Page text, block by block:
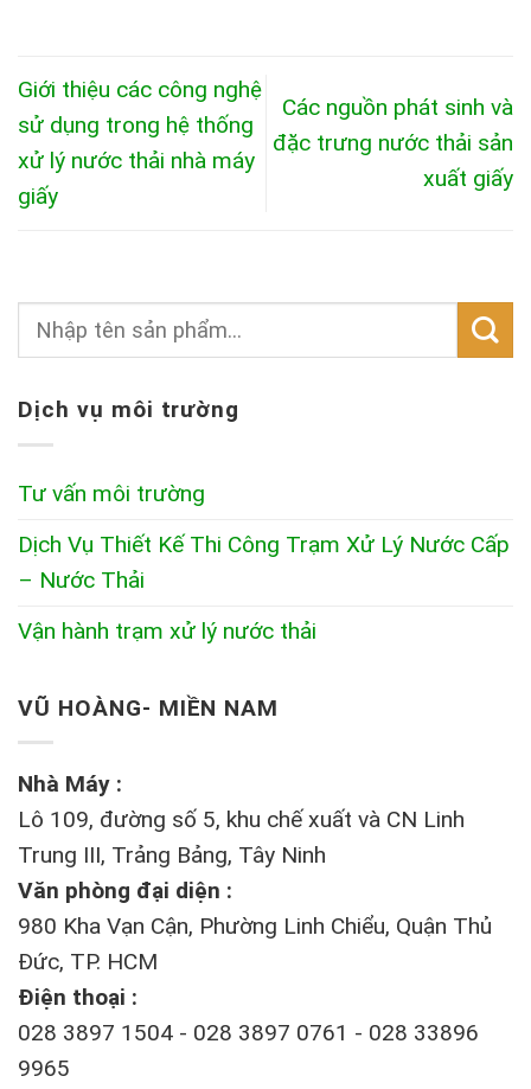
Giới thiệu các công nghệ
sử dụng trong hệ thống
xử lý nước thải nhà máy
giấy
Các nguồn phát sinh và
đặc trưng nước thải sản
xuất giấy
Dịch vụ môi trường
Tư vấn môi trường
Dịch Vụ Thiết Kế Thi Công Trạm Xử Lý Nước Cấp
– Nước Thải
Vận hành trạm xử lý nước thải
VŨ HOÀNG- MIỀN NAM
Nhà Máy :
Lô 109, đường số 5, khu chế xuất và CN Linh
Trung III, Trảng Bảng, Tây Ninh
Văn phòng đại diện :
980 Kha Vạn Cận, Phường Linh Chiểu, Quận Thủ
Đức, TP. HCM
Điện thoại :
028 3897 1504 - 028 3897 0761 - 028 33896
9965